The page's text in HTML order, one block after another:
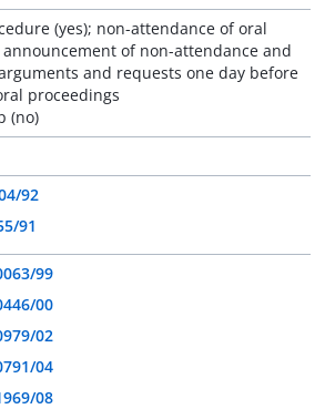
(yes); non-attendance of oral
of non-attendance and
and requests one day before
proceedings
(no)
92
91
99
00
02
04
08